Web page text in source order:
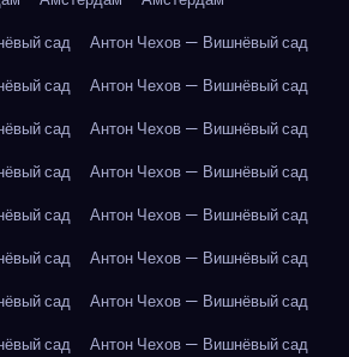
сад
Антон Чехов — Вишнёвый сад
сад
Антон Чехов — Вишнёвый сад
сад
Антон Чехов — Вишнёвый сад
сад
Антон Чехов — Вишнёвый сад
сад
Антон Чехов — Вишнёвый сад
сад
Антон Чехов — Вишнёвый сад
сад
Антон Чехов — Вишнёвый сад
сад
Антон Чехов — Вишнёвый сад